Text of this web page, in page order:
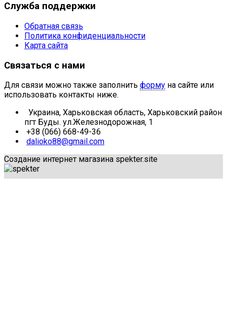
Служба поддержки
Обратная связь
Политика конфиденциальности
Карта сайта
Связаться с нами
Для связи можно также заполнить форму на сайте или
использовать контакты ниже.
Украина, Харьковская область, Харьковский район
пгт Буды. ул.Железнодорожная, 1
+38 (066) 668-49-36
dalioko88@gmail.com
Создание интернет магазина spekter.site